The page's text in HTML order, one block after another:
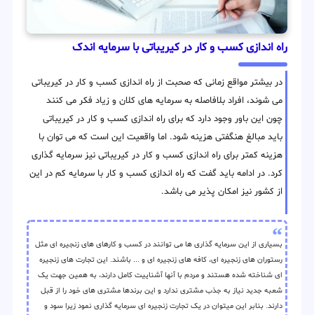
راه اندازی کسب و کار در کیریباتی با سرمایه اندک
در بیشتر مواقع زمانی که صحبت از راه اندازی کسب و کار در کیریباتی
می شوند، افراد بلافاصله به سرمایه های کلان و زیاد فکر می کنند
چون این باور وجود دارد که برای راه اندازی کسب و کار در کیریباتی
باید مبالغ هنگفتی هزینه شود. اما واقعیت این است که می توان با
هزینه کمتر برای راه اندازی کسب و کار در کیریباتی نیز سرمایه گذاری
کرد. در ادامه باید گفت که راه اندازی کسب و کار با سرمایه کم در این
از کشور نیز امکان پذیر می باشد.
بسیاری از این سرمایه گذاری ها می توانند در کسب و کارهای های زنجیره ای مثل
رستوران های زنجیره ای، کافه های زنجیره ای و ... باشند. این تجارت های زنجیره
ای شناخته شده هستند و مردم با آنها آشناییت کامل دارند، به همین جهت یک
شعبه جدید نیاز به جذب مشتری ندارد و این برندها مشتری های خود را از قبل
دارند. بنابر این میتوان در یک تجارت زنجیره ای سرمایه گذاری نمود زیرا سود و